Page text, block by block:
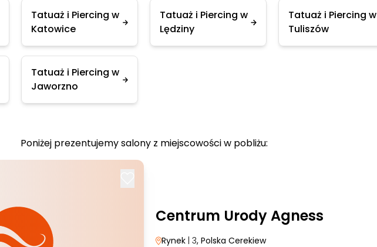
Tatuaż i Piercing w
Katowice
Tatuaż i Piercing w
Lędziny
Tatuaż i Piercing w
Tuliszów
Tatuaż i Piercing w
Jaworzno
Poniżej prezentujemy salony z miejscowości w pobliżu:
Centrum Urody Agness
Rynek | 3, Polska Cerekiew